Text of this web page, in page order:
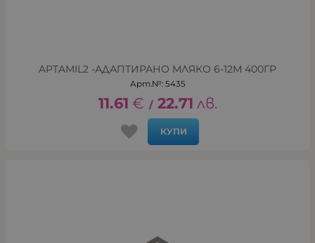
APTAMIL2 -АДАПТИРАНО МЛЯКО 6-12М 400ГР
Арт.№: 5435
11.61 € / 22.71 лв.
КУПИ